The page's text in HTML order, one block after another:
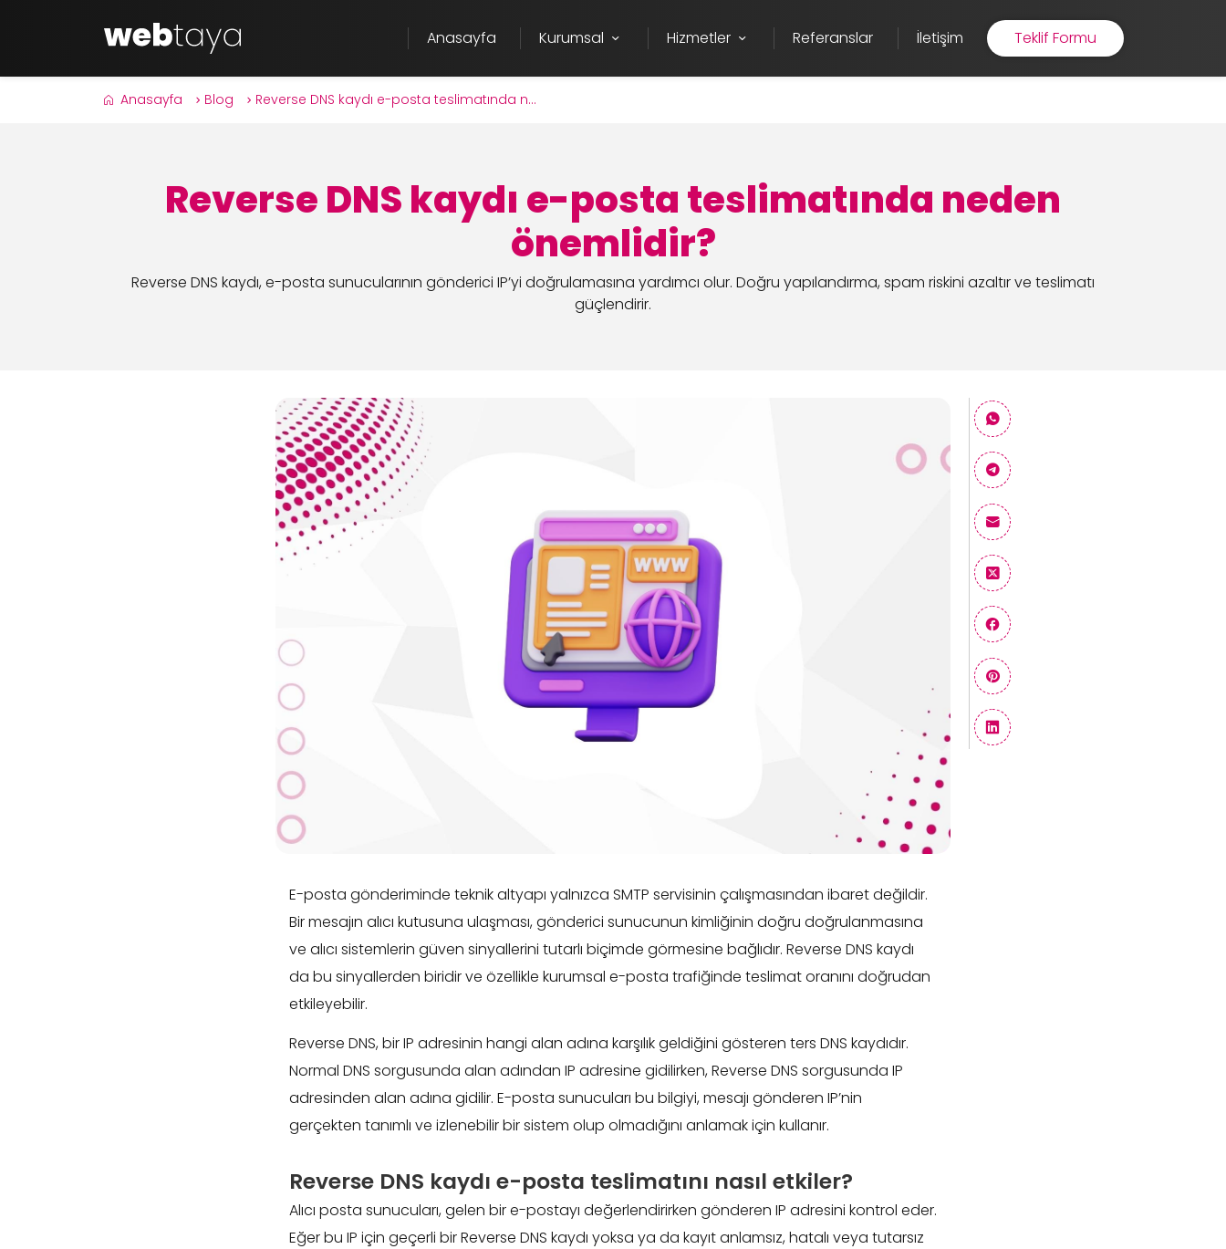
Anasayfa Kurumsal Hizmetler Referanslar İletişim Teklif Formu
Anasayfa Blog Reverse DNS kaydı e-posta teslimatında n...
Reverse DNS kaydı e-posta teslimatında neden
önemlidir?
Reverse DNS kaydı, e-posta sunucularının gönderici IP’yi doğrulamasına yardımcı olur. Doğru yapılandırma, spam riskini azaltır ve teslimatı
güçlendirir.
E-posta gönderiminde teknik altyapı yalnızca SMTP servisinin çalışmasından ibaret değildir.
Bir mesajın alıcı kutusuna ulaşması, gönderici sunucunun kimliğinin doğru doğrulanmasına
ve alıcı sistemlerin güven sinyallerini tutarlı biçimde görmesine bağlıdır. Reverse DNS kaydı
da bu sinyallerden biridir ve özellikle kurumsal e-posta trafiğinde teslimat oranını doğrudan
etkileyebilir.
Reverse DNS, bir IP adresinin hangi alan adına karşılık geldiğini gösteren ters DNS kaydıdır.
Normal DNS sorgusunda alan adından IP adresine gidilirken, Reverse DNS sorgusunda IP
adresinden alan adına gidilir. E-posta sunucuları bu bilgiyi, mesajı gönderen IP’nin
gerçekten tanımlı ve izlenebilir bir sistem olup olmadığını anlamak için kullanır.
Reverse DNS kaydı e-posta teslimatını nasıl etkiler?
Alıcı posta sunucuları, gelen bir e-postayı değerlendirirken gönderen IP adresini kontrol eder.
Eğer bu IP için geçerli bir Reverse DNS kaydı yoksa ya da kayıt anlamsız, hatalı veya tutarsız